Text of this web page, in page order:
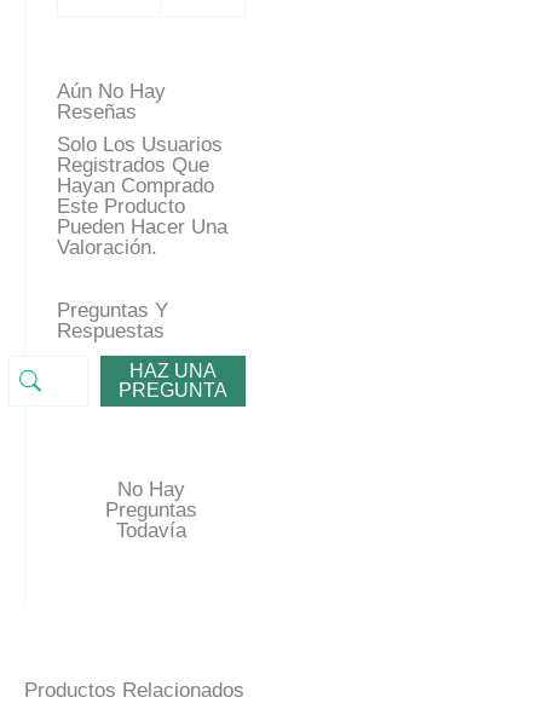
Aún No Hay
Reseñas
Solo Los Usuarios
Registrados Que
Hayan Comprado
Este Producto
Pueden Hacer Una
Valoración.
Preguntas Y
Respuestas
HAZ UNA
PREGUNTA
No Hay
Preguntas
Todavía
Productos Relacionados